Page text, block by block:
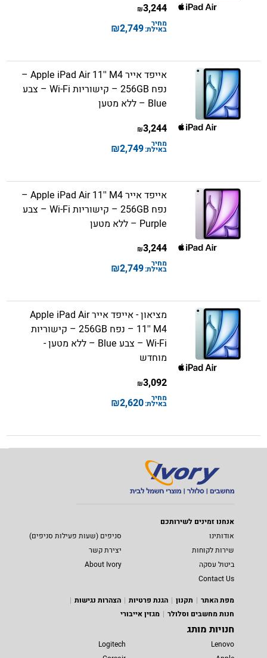
3,244
₪
מחיר
באילת:2,749
₪
אייפד אייר Apple iPad Air 11'' M4 –
נפח 256GB – קישוריות Wi-Fi – צבע
Blue – ללא מטען
3,244
₪
מחיר
באילת:2,749
₪
אייפד אייר Apple iPad Air 11'' M4 –
נפח 256GB – קישוריות Wi-Fi – צבע
Purple – ללא מטען
3,244
₪
מחיר
באילת:2,749
₪
מציאון - אייפד אייר Apple iPad Air
11'' M4 – נפח 256GB – קישוריות
Wi-Fi – צבע Blue – ללא מטען -
מוחדש
3,092
₪
מחיר
באילת:2,620
₪
אנחנו זמינים לשירותכם
אודותינו
סניפים (שעות פעילות סניפים)
שירות לקוחות
יצירת קשר
ביטול עסקה
About Ivory
Contact Us
מפת האתר
תקנון הגנת פרטיות
הצהרות נגישות
חנות מחשבים וסלולר
מגזין אייבורי
חנויות מותג
Lenovo
Logitech